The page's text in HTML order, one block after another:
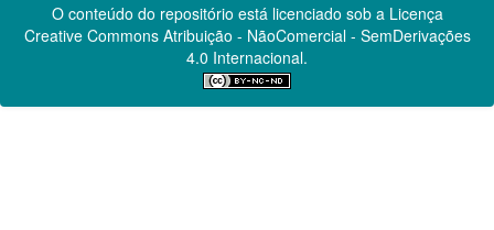
O conteúdo do repositório está licenciado sob a Licença
Creative CommonsAtribuição - NãoComercial - SemDerivações
4.0 Internacional.